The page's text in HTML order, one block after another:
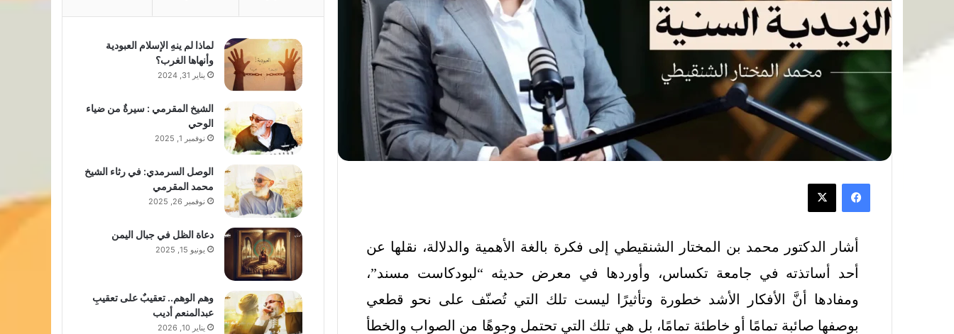
أشار الدكتور محمد بن المختار الشنقيطي إلى فكرة بالغة الأهمية والدلالة، نقلها عن
أحد أساتذته في جامعة تكساس، وأوردها في معرض حديثه “لبودكاست مسند”،
ومفادها أنَّ الأفكار الأشد خطورة وتأثيرًا ليست تلك التي تُصنّف على نحو قطعي
بوصفها صائبة تمامًا أو خاطئة تمامًا، بل هي تلك التي تحتمل وجوهًا من الصواب والخطأ
لماذا لم ينهِ الإسلام العبودية
وأنهاها الغرب؟
يناير 31, 2024
الشيخ المقرمي : سيرةٌ من ضياء
الوحي
نوفمبر 1, 2025
الوصل السرمدي: في رثاء الشيخ
محمد المقرمي
نوفمبر 26, 2025
دعاة الظل في جبال اليمن
يونيو 15, 2025
وهم الوهم.. تعقيبٌ على تعقيبِ
عبدالمنعم أديب
يناير 10, 2026